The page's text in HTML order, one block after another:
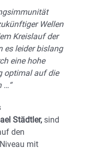
Wellen
Kreislauf der
es leider bislang
eine hohe
optimal auf die
…“
Städtler, sind
den
mit